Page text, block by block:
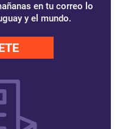
en tu correo lo
y el mundo.